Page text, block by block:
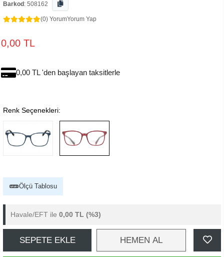
Barkod : 508162
(0) YorumYorum Yap
0,00 TL
0,00 TL 'den başlayan taksitlerle
Renk Seçenekleri:
Ölçü Tablosu
Havale/EFT ile 0,00 TL (%3)
SEPETE EKLE HEMEN AL